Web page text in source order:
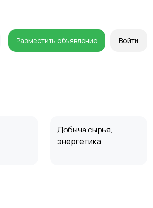
Разместить объявление Войти
Добыча сырья,
энергетика